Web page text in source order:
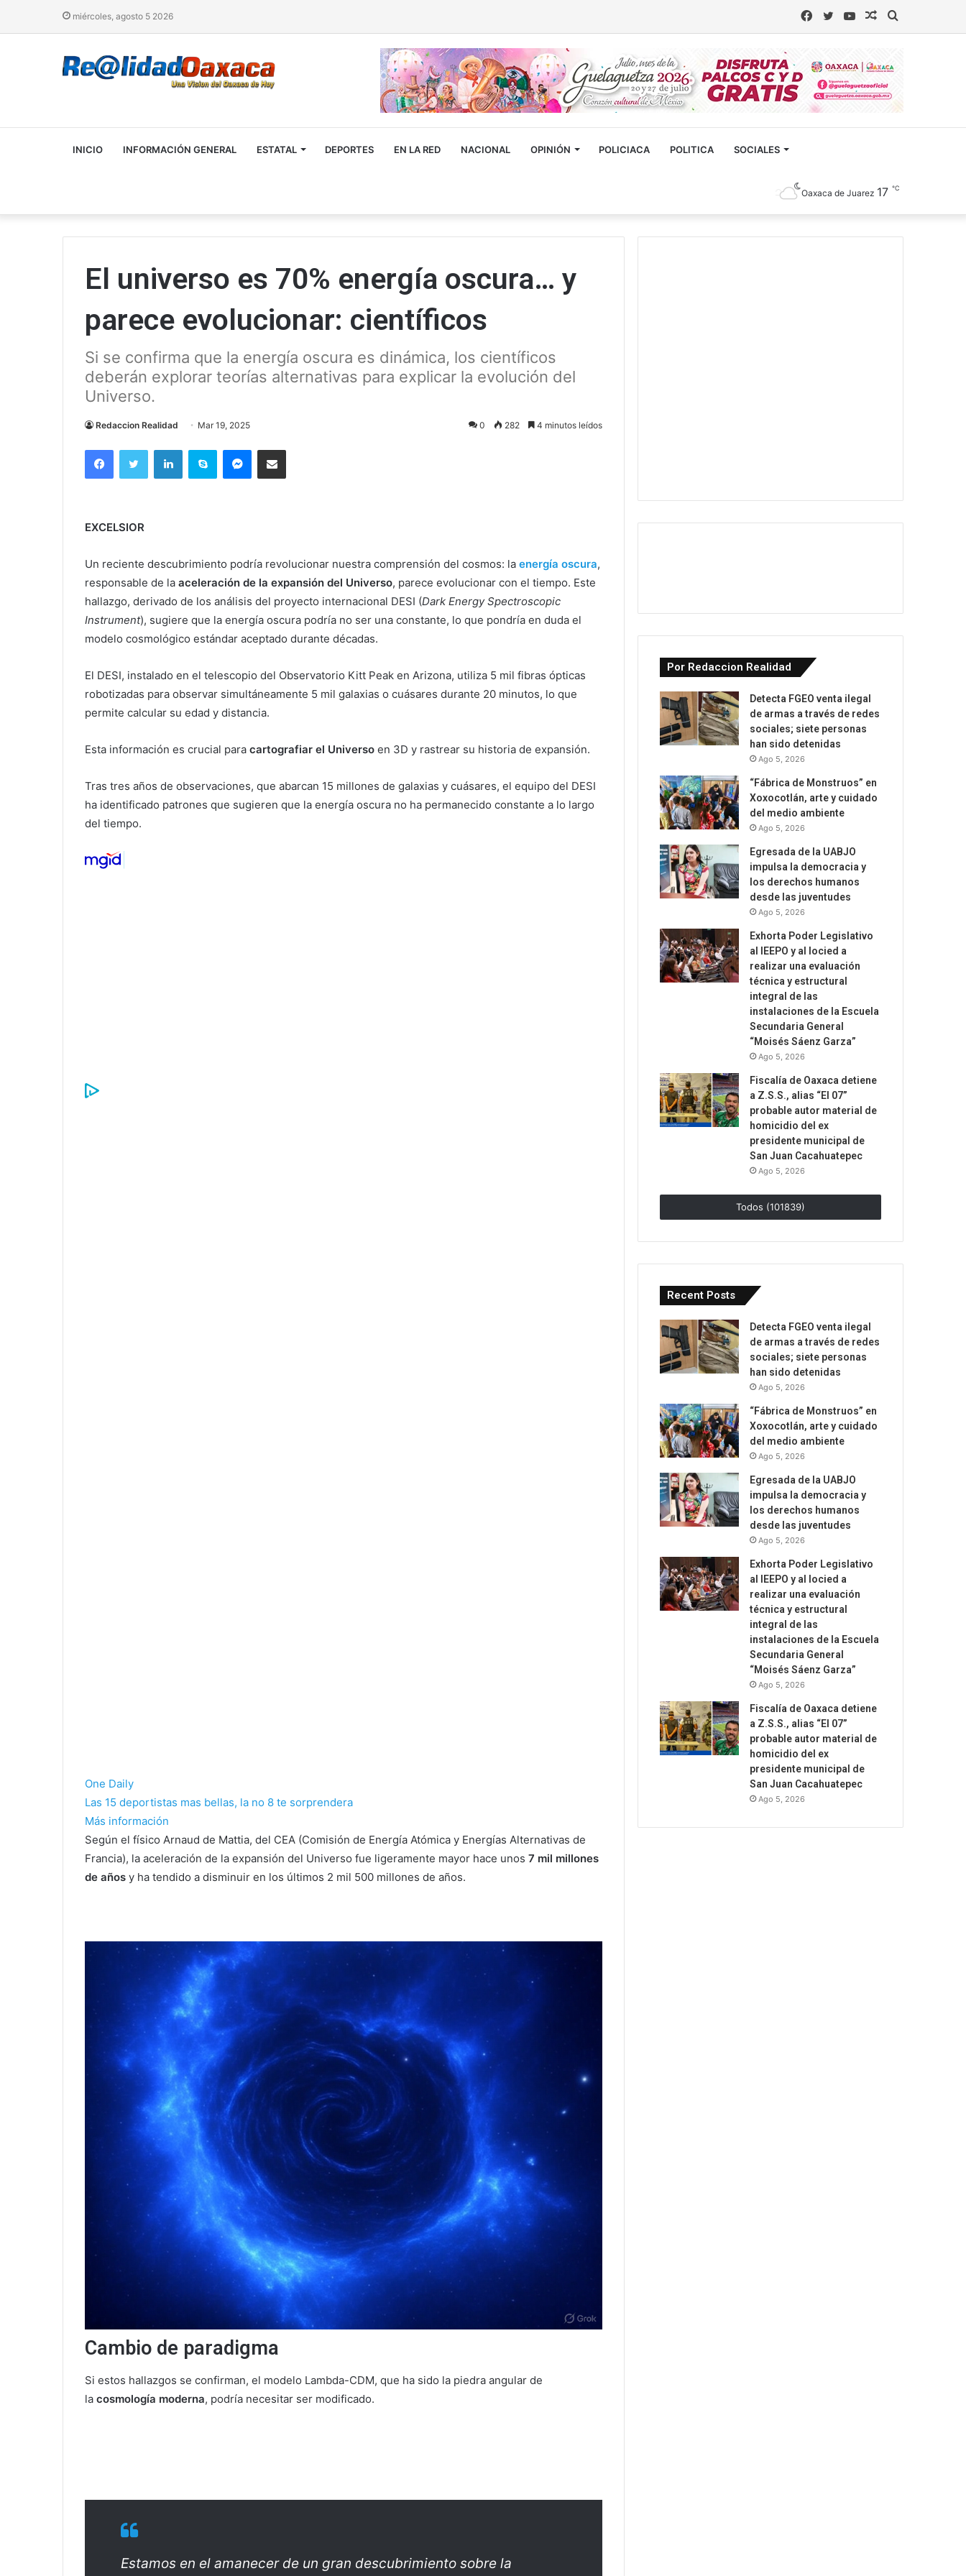
miércoles, agosto 5 2026 Buscar
Artículo
YouTube
Twitter
Facebook
INICIO INFORMACIÓN GENERAL ESTATAL DEPORTES EN LA RED NACIONAL OPINIÓN POLICIACA POLITICA SOCIALES
Oaxaca de Juarez 17 ℃
El universo es 70% energía oscura… y
parece evolucionar: científicos
Si se confirma que la energía oscura es dinámica, los científicos
deberán explorar teorías alternativas para explicar la evolución del
Universo.
Redaccion Realidad Mar 19, 2025 0 282 4 minutos leídos
FacebookTwitter LinkedInSkype MessengerCompartir via correo electrónico
EXCELSIOR
Un reciente descubrimiento podría revolucionar nuestra comprensión del cosmos: la energía oscura,
responsable de la aceleración de la expansión del Universo, parece evolucionar con el tiempo. Este
hallazgo, derivado de los análisis del proyecto internacional DESI (Dark Energy Spectroscopic
Instrument), sugiere que la energía oscura podría no ser una constante, lo que pondría en duda el
modelo cosmológico estándar aceptado durante décadas.
El DESI, instalado en el telescopio del Observatorio Kitt Peak en Arizona, utiliza 5 mil fibras ópticas
robotizadas para observar simultáneamente 5 mil galaxias o cuásares durante 20 minutos, lo que
permite calcular su edad y distancia.
Esta información es crucial para cartografiar el Universo en 3D y rastrear su historia de expansión.
Tras tres años de observaciones, que abarcan 15 millones de galaxias y cuásares, el equipo del DESI
ha identificado patrones que sugieren que la energía oscura no ha permanecido constante a lo largo
del tiempo.
One Daily
Las 15 deportistas mas bellas, la no 8 te sorprendera
Más información
Según el físico Arnaud de Mattia, del CEA (Comisión de Energía Atómica y Energías Alternativas de
Francia), la aceleración de la expansión del Universo fue ligeramente mayor hace unos 7 mil millones
de años y ha tendido a disminuir en los últimos 2 mil 500 millones de años.
Cambio de paradigma
Si estos hallazgos se confirman, el modelo Lambda-CDM, que ha sido la piedra angular de
la cosmología moderna, podría necesitar ser modificado.
Estamos en el amanecer de un gran descubrimiento sobre la
Por Redaccion Realidad
Detecta FGEO venta ilegal
de armas a través de redes
sociales; siete personas
han sido detenidas
Ago 5, 2026
“Fábrica de Monstruos” en
Xoxocotlán, arte y cuidado
del medio ambiente
Ago 5, 2026
Egresada de la UABJO
impulsa la democracia y
los derechos humanos
desde las juventudes
Ago 5, 2026
Exhorta Poder Legislativo
al IEEPO y al Iocied a
realizar una evaluación
técnica y estructural
integral de las
instalaciones de la Escuela
Secundaria General
“Moisés Sáenz Garza”
Ago 5, 2026
Fiscalía de Oaxaca detiene
a Z.S.S., alias “El 07”
probable autor material de
homicidio del ex
presidente municipal de
San Juan Cacahuatepec
Ago 5, 2026
Todos (101839)
Recent Posts
Detecta FGEO venta ilegal
de armas a través de redes
sociales; siete personas
han sido detenidas
Ago 5, 2026
“Fábrica de Monstruos” en
Xoxocotlán, arte y cuidado
del medio ambiente
Ago 5, 2026
Egresada de la UABJO
impulsa la democracia y
los derechos humanos
desde las juventudes
Ago 5, 2026
Exhorta Poder Legislativo
al IEEPO y al Iocied a
realizar una evaluación
técnica y estructural
integral de las
instalaciones de la Escuela
Secundaria General
“Moisés Sáenz Garza”
Ago 5, 2026
Fiscalía de Oaxaca detiene
a Z.S.S., alias “El 07”
probable autor material de
homicidio del ex
presidente municipal de
San Juan Cacahuatepec
Ago 5, 2026